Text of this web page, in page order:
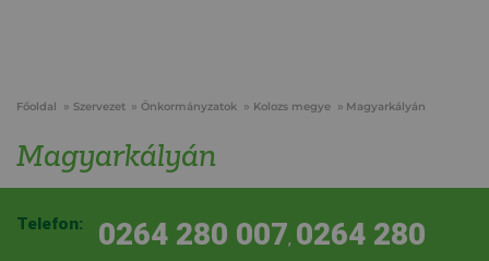
Főoldal Szervezet Önkormányzatok Kolozs megye Magyarkályán
Magyarkályán
Telefon: 0264 280 007, 0264 280